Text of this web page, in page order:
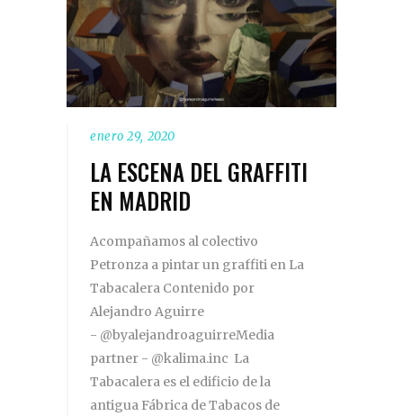
enero 29, 2020
LA ESCENA DEL GRAFFITI
EN MADRID
Acompañamos al colectivo
Petronza a pintar un graffiti en La
Tabacalera Contenido por
Alejandro Aguirre
- @byalejandroaguirreMedia
partner - @kalima.inc La
Tabacalera es el edificio de la
antigua Fábrica de Tabacos de